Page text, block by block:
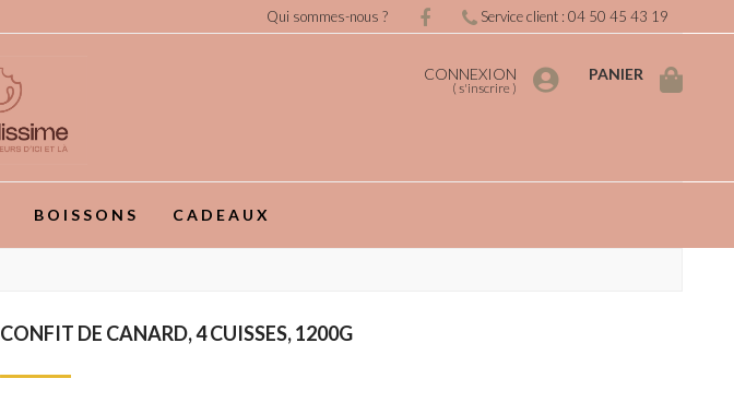
CONNEXION
( s'inscrire )
PANIER
BOISSONS CADEAUX
CONFIT DE CANARD, 4 CUISSES, 1200G
Qui sommes-nous ? Service client : 04 50 45 43 19